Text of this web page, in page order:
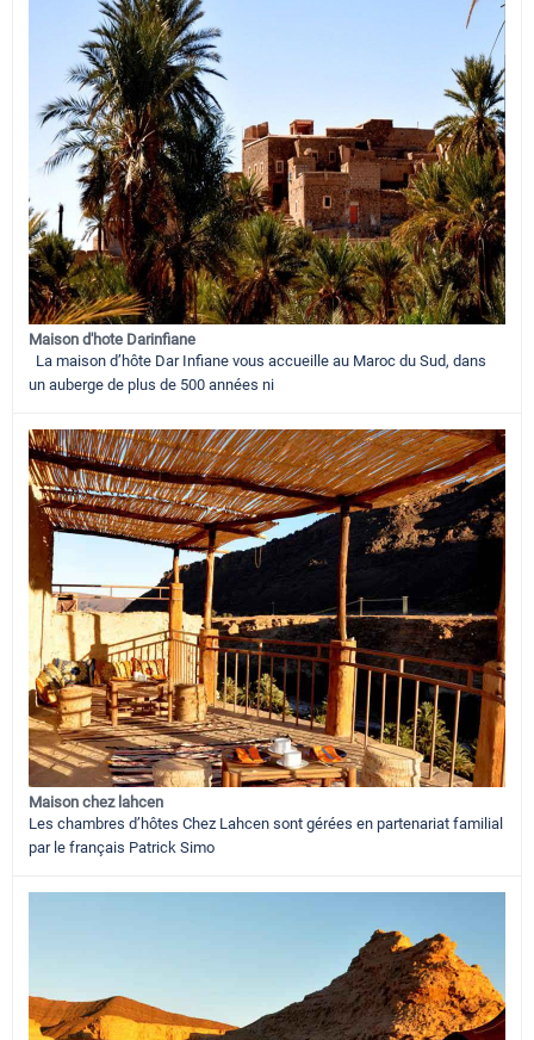
Maison d'hote Darinfiane
La maison d’hôte Dar Infiane vous accueille au Maroc du Sud, dans
un auberge de plus de 500 années ni
Maison chez lahcen
Les chambres d’hôtes Chez Lahcen sont gérées en partenariat familial
par le français Patrick Simo